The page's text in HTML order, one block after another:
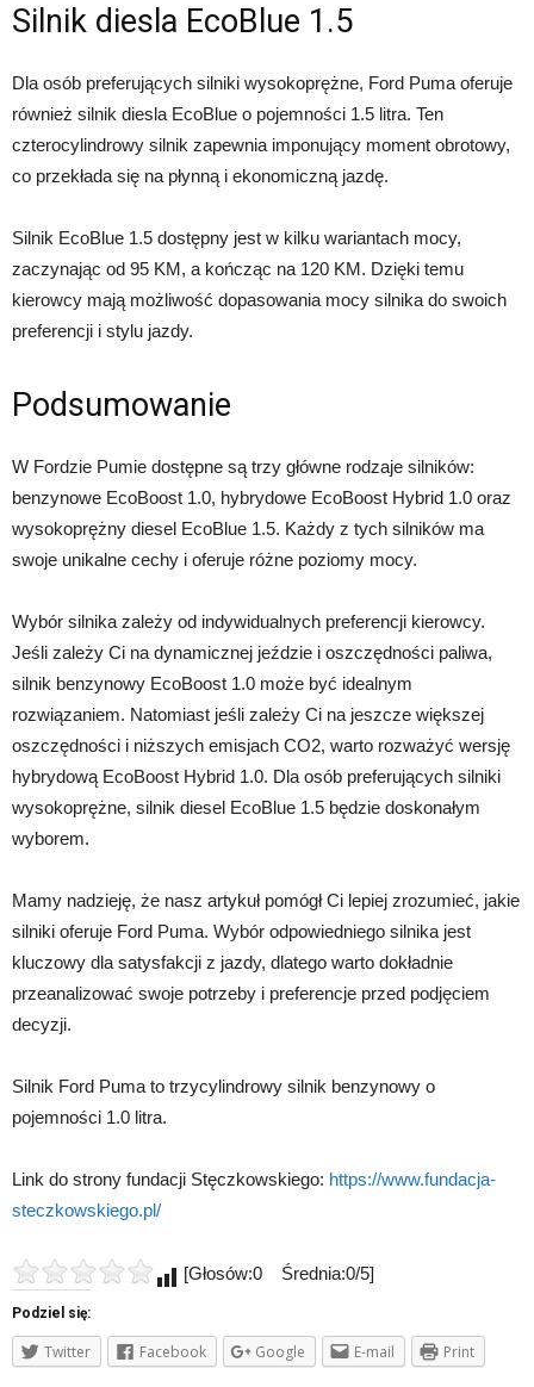
Silnik diesla EcoBlue 1.5
Dla osób preferujących silniki wysokoprężne, Ford Puma oferuje
również silnik diesla EcoBlue o pojemności 1.5 litra. Ten
czterocylindrowy silnik zapewnia imponujący moment obrotowy,
co przekłada się na płynną i ekonomiczną jazdę.
Silnik EcoBlue 1.5 dostępny jest w kilku wariantach mocy,
zaczynając od 95 KM, a kończąc na 120 KM. Dzięki temu
kierowcy mają możliwość dopasowania mocy silnika do swoich
preferencji i stylu jazdy.
Podsumowanie
W Fordzie Pumie dostępne są trzy główne rodzaje silników:
benzynowe EcoBoost 1.0, hybrydowe EcoBoost Hybrid 1.0 oraz
wysokoprężny diesel EcoBlue 1.5. Każdy z tych silników ma
swoje unikalne cechy i oferuje różne poziomy mocy.
Wybór silnika zależy od indywidualnych preferencji kierowcy.
Jeśli zależy Ci na dynamicznej jeździe i oszczędności paliwa,
silnik benzynowy EcoBoost 1.0 może być idealnym
rozwiązaniem. Natomiast jeśli zależy Ci na jeszcze większej
oszczędności i niższych emisjach CO2, warto rozważyć wersję
hybrydową EcoBoost Hybrid 1.0. Dla osób preferujących silniki
wysokoprężne, silnik diesel EcoBlue 1.5 będzie doskonałym
wyborem.
Mamy nadzieję, że nasz artykuł pomógł Ci lepiej zrozumieć, jakie
silniki oferuje Ford Puma. Wybór odpowiedniego silnika jest
kluczowy dla satysfakcji z jazdy, dlatego warto dokładnie
przeanalizować swoje potrzeby i preferencje przed podjęciem
decyzji.
Silnik Ford Puma to trzycylindrowy silnik benzynowy o
pojemności 1.0 litra.
Link do strony fundacji Stęczkowskiego: https://www.fundacja-
steczkowskiego.pl/
[Głosów:0 Średnia:0/5]
Podziel się:
Twitter Facebook Google E-mail Print